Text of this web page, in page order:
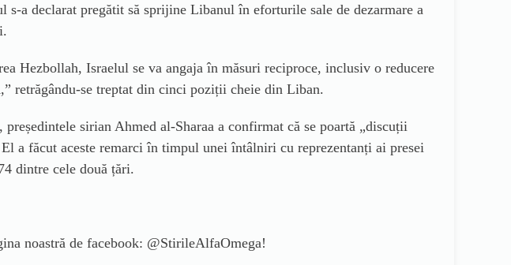
a declarat pregătit să sprijine Libanul în eforturile sale de dezarmare a
Hezbollah, Israelul se va angaja în măsuri reciproce, inclusiv o reducere
retrăgându-se treptat din cinci poziții cheie din Liban.
sirian Ahmed al-Sharaa a confirmat că se poartă „discuții
a făcut aceste remarci în timpul unei întâlniri cu reprezentanți ai presei
dintre cele două țări.
noastră de facebook: @StirileAlfaOmega!